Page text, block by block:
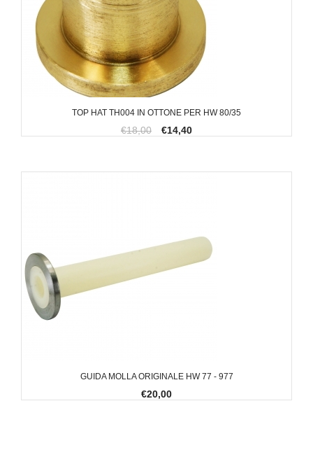
TOP HAT TH004 IN OTTONE PER HW 80/35
€18,00 €14,40
GUIDA MOLLA ORIGINALE HW 77 - 977
€20,00